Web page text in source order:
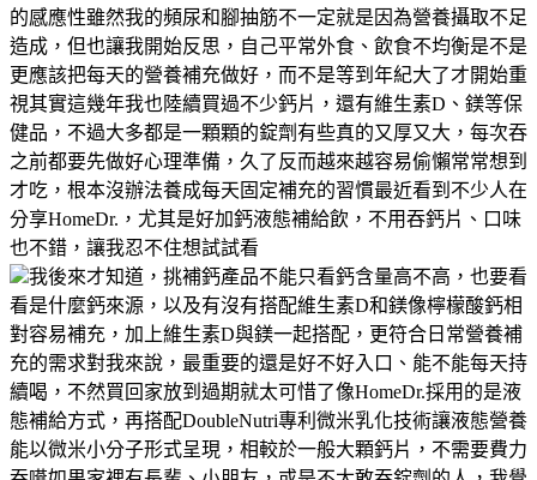
的感應性雖然我的頻尿和腳抽筋不一定就是因為營養攝取不足
造成，但也讓我開始反思，自己平常外食、飲食不均衡是不是
更應該把每天的營養補充做好，而不是等到年紀大了才開始重
視其實這幾年我也陸續買過不少鈣片，還有維生素D、鎂等保
健品，不過大多都是一顆顆的錠劑有些真的又厚又大，每次吞
之前都要先做好心理準備，久了反而越來越容易偷懶常常想到
才吃，根本沒辦法養成每天固定補充的習慣最近看到不少人在
分享HomeDr.，尤其是好加鈣液態補給飲，不用吞鈣片、口味
也不錯，讓我忍不住想試試看
我後來才知道，挑補鈣產品不能只看鈣含量高不高，也要看
看是什麼鈣來源，以及有沒有搭配維生素D和鎂像檸檬酸鈣相
對容易補充，加上維生素D與鎂一起搭配，更符合日常營養補
充的需求對我來說，最重要的還是好不好入口、能不能每天持
續喝，不然買回家放到過期就太可惜了像HomeDr.採用的是液
態補給方式，再搭配DoubleNutri專利微米乳化技術讓液態營養
能以微米小分子形式呈現，相較於一般大顆鈣片，不需要費力